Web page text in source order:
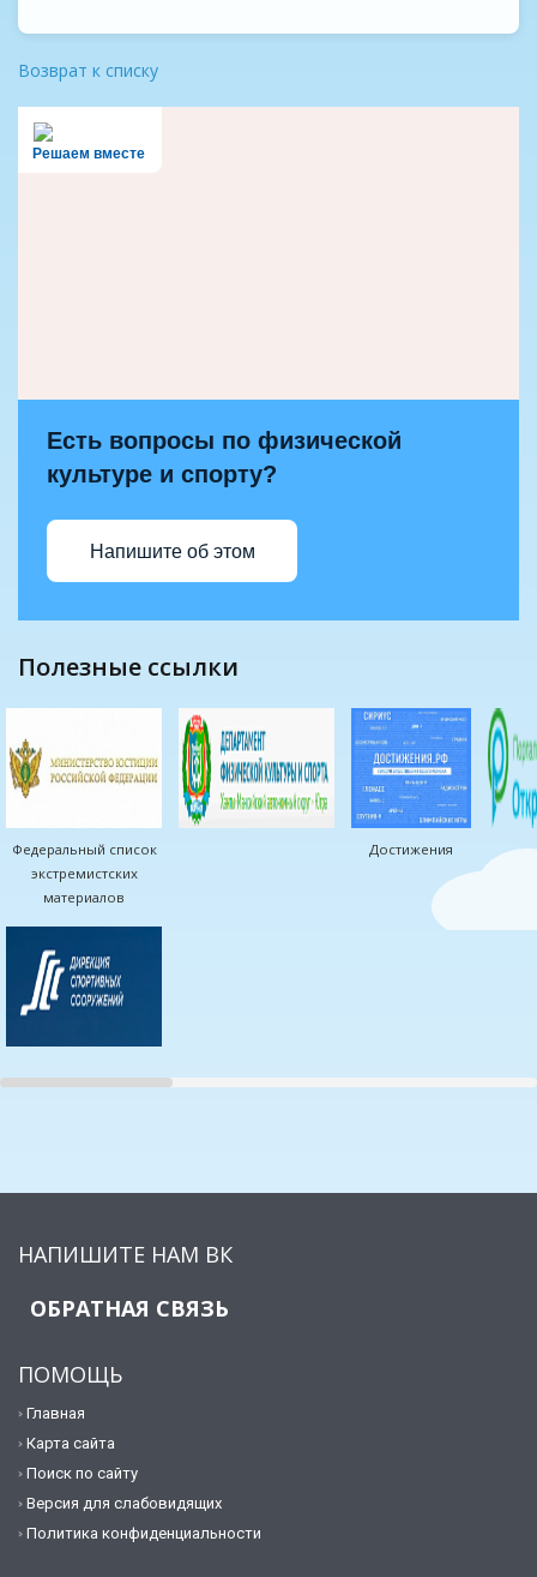
Возврат к списку
Решаем вместе
Есть вопросы по физической
культуре и спорту?
Напишите об этом
полезные ссылки
Федеральный список
экстремистских
материалов
Достижения
НАПИШИТЕ НАМ ВК
ОБРАТНАЯ СВЯЗЬ
ПОМОЩЬ
Главная
Карта сайта
Поиск по сайту
Версия для слабовидящих
Политика конфиденциальности